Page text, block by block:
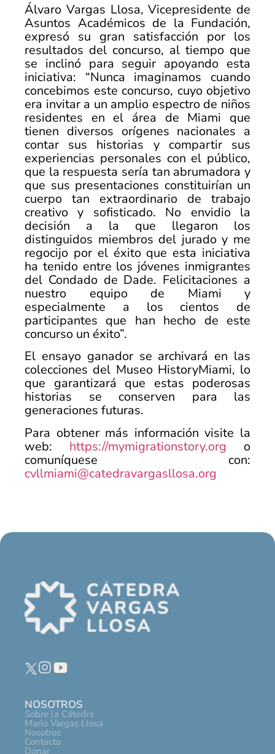
Álvaro Vargas Llosa, Vicepresidente de
Asuntos Académicos de la Fundación,
expresó su gran satisfacción por los
resultados del concurso, al tiempo que
se inclinó para seguir apoyando esta
iniciativa: “Nunca imaginamos cuando
concebimos este concurso, cuyo objetivo
era invitar a un amplio espectro de niños
residentes en el área de Miami que
tienen diversos orígenes nacionales a
contar sus historias y compartir sus
experiencias personales con el público,
que la respuesta sería tan abrumadora y
que sus presentaciones constituirían un
cuerpo tan extraordinario de trabajo
creativo y sofisticado. No envidio la
decisión a la que llegaron los
distinguidos miembros del jurado y me
regocijo por el éxito que esta iniciativa
ha tenido entre los jóvenes inmigrantes
del Condado de Dade. Felicitaciones a
nuestro equipo de Miami y
especialmente a los cientos de
participantes que han hecho de este
concurso un éxito”.
El ensayo ganador se archivará en las
colecciones del Museo HistoryMiami, lo
que garantizará que estas poderosas
historias se conserven para las
generaciones futuras.
Para obtener más información visite la
web: https://mymigrationstory.org o
comuníquese con:
cvllmiami@catedravargasllosa.org
NOSOTROS
Sobre la Cátedra
Mario Vargas Llosa
Nosotros
Contacto
Donar